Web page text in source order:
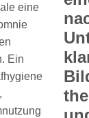
eine
Ein